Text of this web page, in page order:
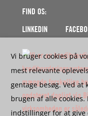
FIND OS:
LINKEDIN
Vi bruger cookies på
mest relevante
gentage besøg. Ved at
brugen af ​​alle cookies.
indstillinger for at give